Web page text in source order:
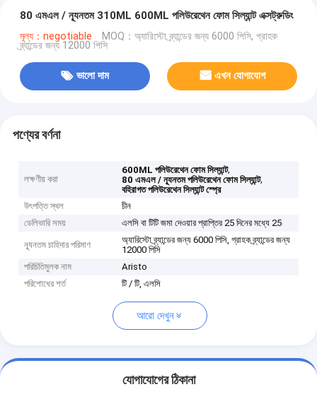
80 এমএল / ন্যূনতম 310ML 600ML পলিউরেথেন ফোম সিল্যান্ট এক্সট্রুডিং
মূল্য：negotiable MOQ：অ্যারিস্টো ব্র্যান্ডের জন্য 6000 পিসি, গ্রাহক
ব্র্যান্ডের জন্য 12000 পিসি
ভালো দাম এখন যোগাযোগ
পণ্যের বর্ণনা
লক্ষণীয় করা
600ML পলিউরেথেন ফোম সিল্যান্ট,
80 এমএল / ন্যূনতম পলিউরেথেন ফোম সিল্যান্ট,
বহিরাগত পলিউরেথেন সিল্যান্ট স্প্রে
উৎপত্তি স্থল
চীন
ডেলিভারি সময়
এলসি বা টিটি জমা দেওয়ার প্রাপ্তির 25 দিনের মধ্যে 25
ন্যূনতম চাহিদার পরিমাণ
অ্যারিস্টো ব্র্যান্ডের জন্য 6000 পিসি, গ্রাহক ব্র্যান্ডের জন্য
12000 পিসি
পরিচিতিমুলক নাম
Aristo
পরিশোধের শর্ত
টি / টি, এলসি
আরো দেখুন
যোগাযোগের ঠিকানা